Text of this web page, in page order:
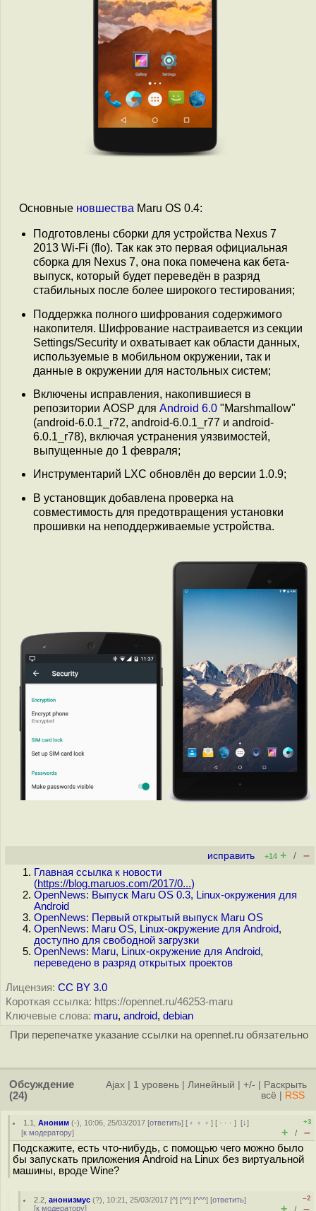
Основные новшества Maru OS 0.4:
Подготовлены сборки для устройства Nexus 7
2013 Wi-Fi (flo). Так как это первая официальная
сборка для Nexus 7, она пока помечена как бета-
выпуск, который будет переведён в разряд
стабильных после более широкого тестирования;
Поддержка полного шифрования содержимого
накопителя. Шифрование настраивается из секции
Settings/Security и охватывает как области данных,
используемые в мобильном окружении, так и
данные в окружении для настольных систем;
Включены исправления, накопившиеся в
репозитории AOSP для Android 6.0 "Marshmallow"
(android-6.0.1_r72, android-6.0.1_r77 и android-
6.0.1_r78), включая устранения уязвимостей,
выпущенные до 1 февраля;
Инструментарий LXC обновлён до версии 1.0.9;
В установщик добавлена проверка на
совместимость для предотвращения установки
прошивки на неподдерживаемые устройства.
исправить +14 + / –
Главная ссылка к новости
(https://blog.maruos.com/2017/0...)
OpenNews: Выпуск Maru OS 0.3, Linux-окружения для
Android
OpenNews: Первый открытый выпуск Maru OS
OpenNews: Maru OS, Linux-окружение для Android,
доступно для свободной загрузки
OpenNews: Maru, Linux-окружение для Android,
переведено в разряд открытых проектов
Лицензия: CC BY 3.0
Короткая ссылка: https://opennet.ru/46253-maru
Ключевые слова: maru, android, debian
При перепечатке указание ссылки на opennet.ru обязательно
Обсуждение
(24)
Ajax 1 уровень Линейный +/-
Раскрыть
всё
RSS
1.1 ,Аноним (-), 10:06, 25/03/2017 [ответить] [ ﹢﹢﹢] [ · · ·][↓]
[к модератору]
+3
+ / –
Подскажите, есть что-нибудь, с помощью чего можно было
бы запускать приложения Android на Linux без виртуальной
машины, вроде Wine?
2.2 ,анонизмус (?), 10:21, 25/03/2017 [^] [^^] [^^^] [ответить]
[к модератору]
–2
+ –